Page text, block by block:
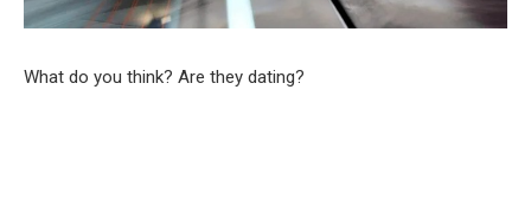
What do you think? Are they dating?